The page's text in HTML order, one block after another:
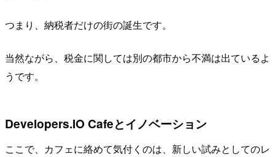
つまり、納税者だけの街の誕生です。
当然ながら、税金に関しては別の都市から不満は出ているよ
うです。
Developers.IO Cafeとイノベーション
ここで、カフェに絡めて気付くのは、新しい試みとしてのレ